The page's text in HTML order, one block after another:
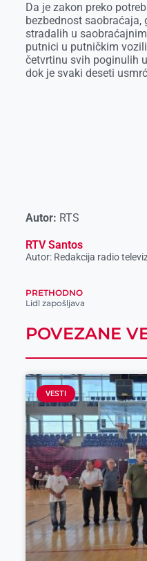
Da je zakon preko
bezbednost
stradalih u
putnici u putničkim
četvrtinu svih poginulih
dok je svaki deseti
Autor: RTS
RTV Santos
Autor: Redakcija radio
PRETHODNO
Lidl zapošljava
POVEZANE
VESTI